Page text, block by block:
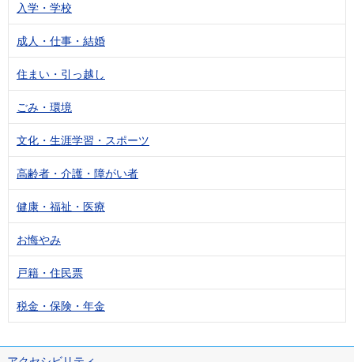
入学・学校
成人・仕事・結婚
住まい・引っ越し
ごみ・環境
文化・生涯学習・スポーツ
高齢者・介護・障がい者
健康・福祉・医療
お悔やみ
戸籍・住民票
税金・保険・年金